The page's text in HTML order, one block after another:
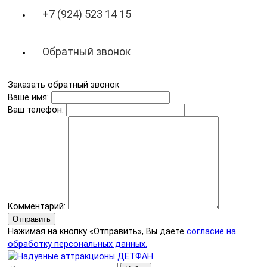
+7 (924) 523 14 15
Обратный звонок
Заказать обратный звонок
Ваше имя:
Ваш телефон:
Комментарий:
Отправить
Нажимая на кнопку «Отправить», Вы даете согласие на
обработку персональных данных.